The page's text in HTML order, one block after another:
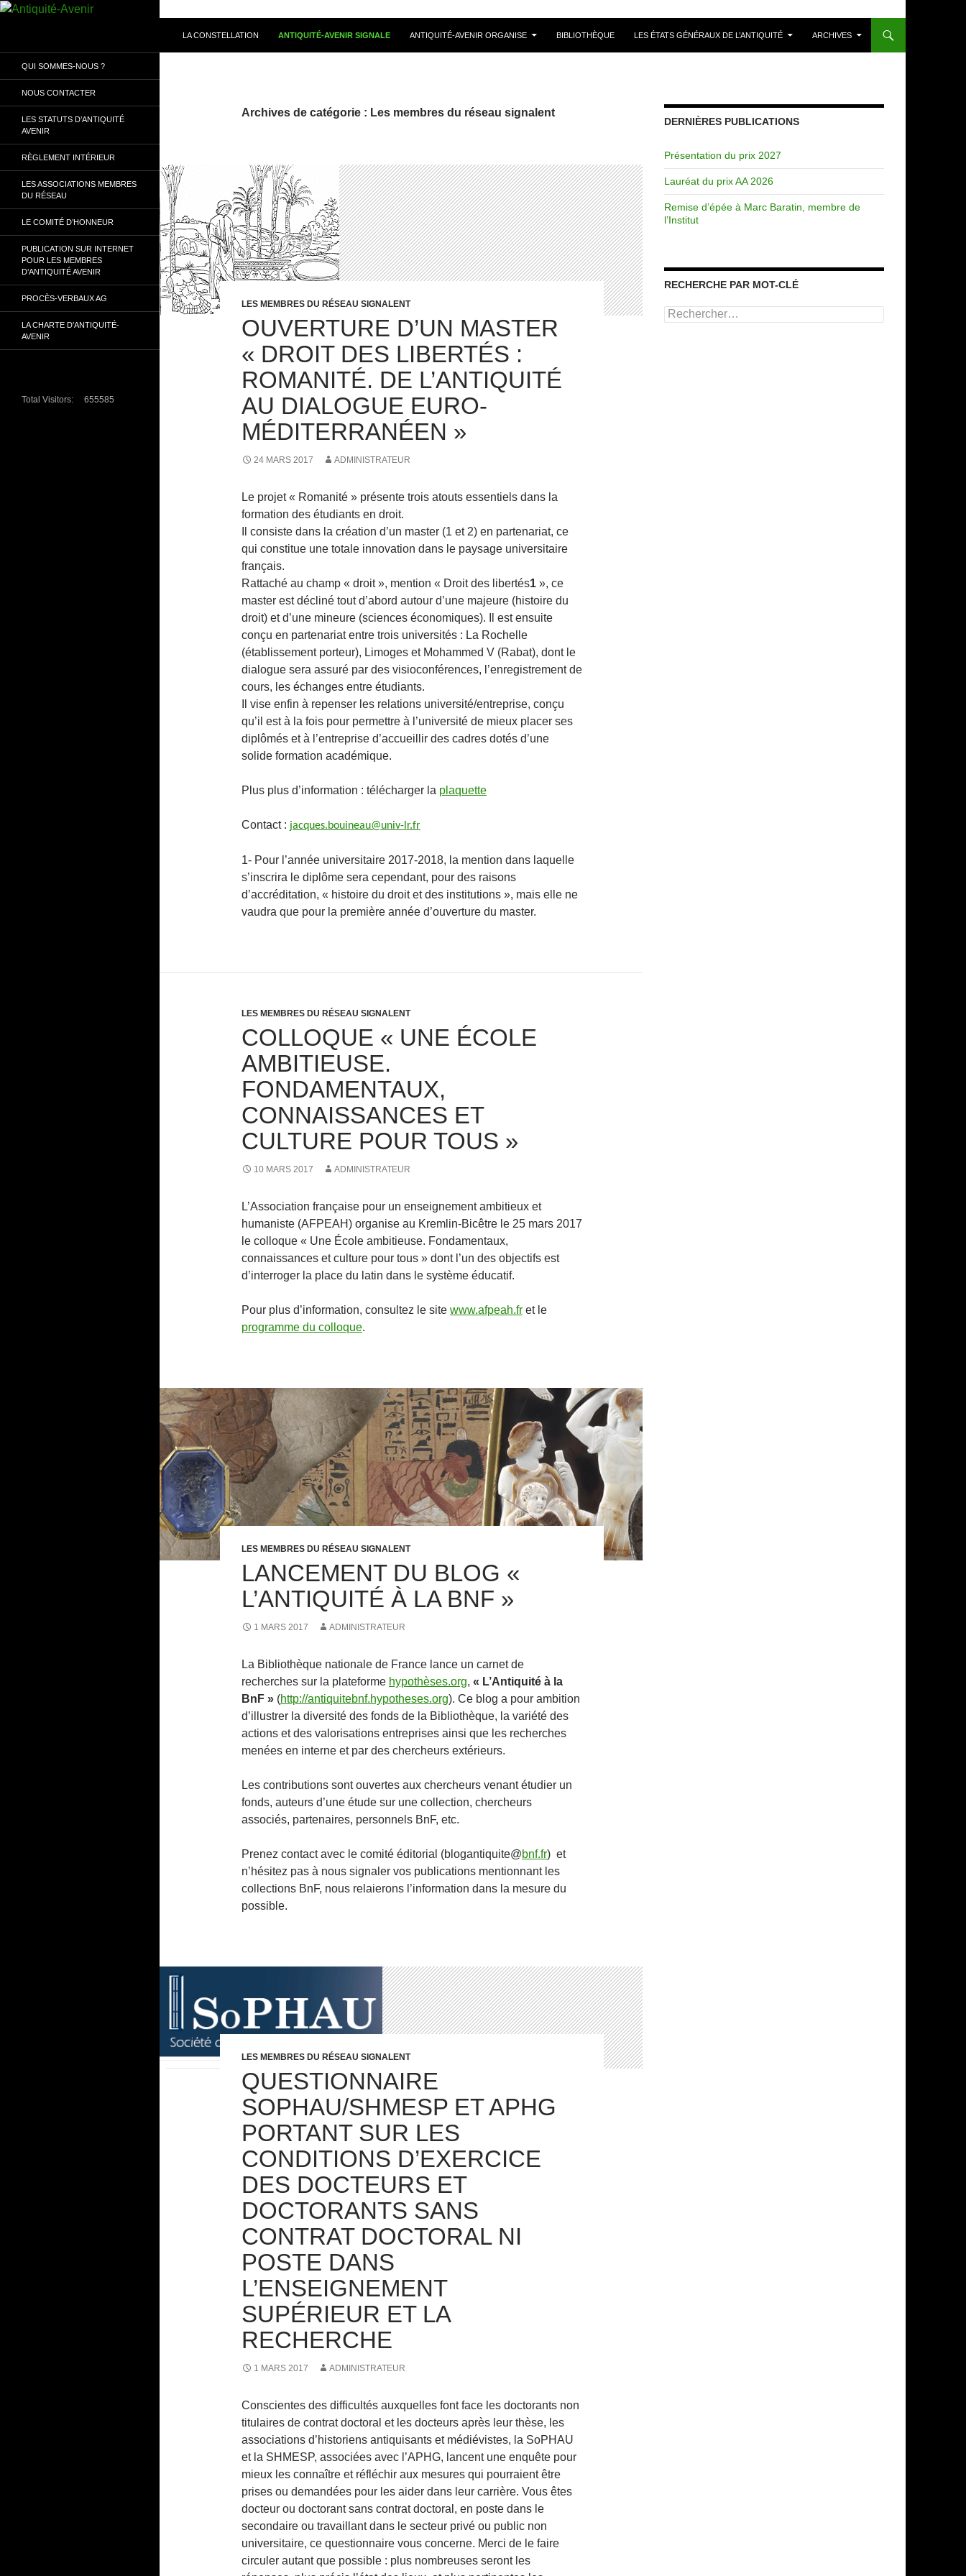
Aller
LA CONSTELLATION ANTIQUITÉ-AVENIR SIGNALE ANTIQUITÉ-AVENIR ORGANISE BIBLIOTHÈQUE LES ÉTATS GÉNÉRAUX DE L’ANTIQUITÉ ARCHIVES
Archives de catégorie : Les membres du réseau signalent
LES MEMBRES DU RÉSEAU SIGNALENT
OUVERTURE D’UN MASTER
« DROIT DES LIBERTÉS :
ROMANITÉ. DE L’ANTIQUITÉ
AU DIALOGUE EURO-
MÉDITERRANÉEN »
24 MARS 2017 ADMINISTRATEUR
Le projet « Romanité » présente trois atouts essentiels dans la
formation des étudiants en droit.
Il consiste dans la création d’un master (1 et 2) en partenariat, ce
qui constitue une totale innovation dans le paysage universitaire
français.
Rattaché au champ « droit », mention « Droit des libertés1 », ce
master est décliné tout d’abord autour d’une majeure (histoire du
droit) et d’une mineure (sciences économiques). Il est ensuite
conçu en partenariat entre trois universités : La Rochelle
(établissement porteur), Limoges et Mohammed V (Rabat), dont le
dialogue sera assuré par des visioconférences, l’enregistrement de
cours, les échanges entre étudiants.
Il vise enfin à repenser les relations université/entreprise, conçu
qu’il est à la fois pour permettre à l’université de mieux placer ses
diplômés et à l’entreprise d’accueillir des cadres dotés d’une
solide formation académique.
Plus plus d’information : télécharger la plaquette
Contact : jacques.bouineau@univ-lr.fr
1- Pour l’année universitaire 2017-2018, la mention dans laquelle
s’inscrira le diplôme sera cependant, pour des raisons
d’accréditation, « histoire du droit et des institutions », mais elle ne
vaudra que pour la première année d’ouverture du master.
LES MEMBRES DU RÉSEAU SIGNALENT
COLLOQUE « UNE ÉCOLE
AMBITIEUSE.
FONDAMENTAUX,
CONNAISSANCES ET
CULTURE POUR TOUS »
10 MARS 2017 ADMINISTRATEUR
L’Association française pour un enseignement ambitieux et
humaniste (AFPEAH) organise au Kremlin-Bicêtre le 25 mars 2017
le colloque « Une École ambitieuse. Fondamentaux,
connaissances et culture pour tous » dont l’un des objectifs est
d’interroger la place du latin dans le système éducatif.
Pour plus d’information, consultez le site www.afpeah.fr et le
programme du colloque.
LES MEMBRES DU RÉSEAU SIGNALENT
LANCEMENT DU BLOG «
L’ANTIQUITÉ À LA BNF »
1 MARS 2017 ADMINISTRATEUR
La Bibliothèque nationale de France lance un carnet de
recherches sur la plateforme hypothèses.org, « L’Antiquité à la
BnF » (http://antiquitebnf.hypotheses.org). Ce blog a pour ambition
d’illustrer la diversité des fonds de la Bibliothèque, la variété des
actions et des valorisations entreprises ainsi que les recherches
menées en interne et par des chercheurs extérieurs.
Les contributions sont ouvertes aux chercheurs venant étudier un
fonds, auteurs d’une étude sur une collection, chercheurs
associés, partenaires, personnels BnF, etc.
Prenez contact avec le comité éditorial (blogantiquite@bnf.fr) et
n’hésitez pas à nous signaler vos publications mentionnant les
collections BnF, nous relaierons l’information dans la mesure du
possible.
LES MEMBRES DU RÉSEAU SIGNALENT
QUESTIONNAIRE
SOPHAU/SHMESP ET APHG
PORTANT SUR LES
CONDITIONS D’EXERCICE
DES DOCTEURS ET
DOCTORANTS SANS
CONTRAT DOCTORAL NI
POSTE DANS
L’ENSEIGNEMENT
SUPÉRIEUR ET LA
RECHERCHE
1 MARS 2017 ADMINISTRATEUR
Conscientes des difficultés auxquelles font face les doctorants non
titulaires de contrat doctoral et les docteurs après leur thèse, les
associations d’historiens antiquisants et médiévistes, la SoPHAU
et la SHMESP, associées avec l’APHG, lancent une enquête pour
mieux les connaître et réfléchir aux mesures qui pourraient être
prises ou demandées pour les aider dans leur carrière. Vous êtes
docteur ou doctorant sans contrat doctoral, en poste dans le
secondaire ou travaillant dans le secteur privé ou public non
universitaire, ce questionnaire vous concerne. Merci de le faire
circuler autant que possible : plus nombreuses seront les
DERNIÈRES PUBLICATIONS
Présentation du prix 2027
Lauréat du prix AA 2026
Remise d’épée à Marc Baratin, membre de
l’Institut
RECHERCHE PAR MOT-CLÉ
Rechercher :
des associations liées à l'Antiquité
QUI SOMMES-NOUS ?
NOUS CONTACTER
LES STATUTS D’ANTIQUITÉ
AVENIR
RÈGLEMENT INTÉRIEUR
LES ASSOCIATIONS MEMBRES
DU RÉSEAU
LE COMITÉ D’HONNEUR
PUBLICATION SUR INTERNET
POUR LES MEMBRES
D’ANTIQUITÉ AVENIR
PROCÈS-VERBAUX AG
LA CHARTE D’ANTIQUITÉ-
AVENIR
Total Visitors: 655585